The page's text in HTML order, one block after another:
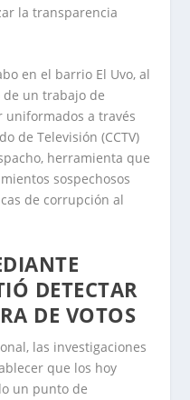
la transparencia
en el barrio El Uvo, al
un trabajo de
a través
de Televisión (CCTV)
herramienta que
sospechosos
de corrupción al
DETECTAR
DE VOTOS
las investigaciones
que los hoy
un punto de